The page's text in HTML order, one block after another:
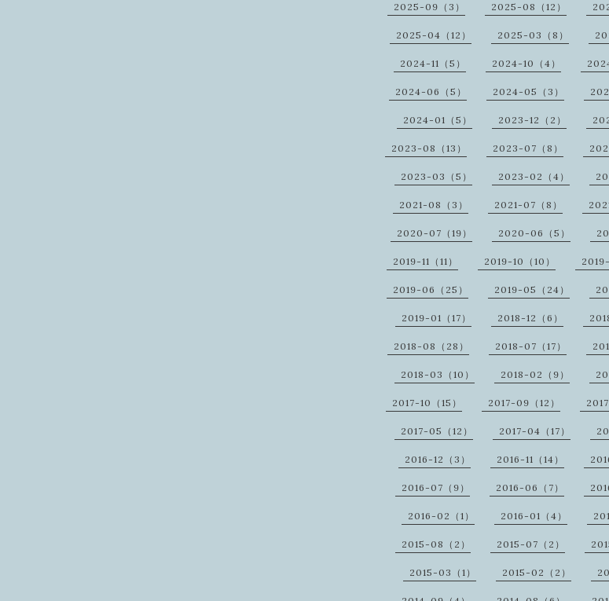
2025-09（3） 2025-08（12）
2025-04（12） 2025-03（8）
2024-11（5） 2024-10（4）
2024-06（5） 2024-05（3）
2024-01（5） 2023-12（2）
2023-08（13） 2023-07（8）
2023-03（5） 2023-02（4）
2021-08（3） 2021-07（8）
2020-07（19） 2020-06（5）
2019-11（11） 2019-10（10）
2019-06（25） 2019-05（24）
2019-01（17） 2018-12（6）
2018-08（28） 2018-07（17）
2018-03（10） 2018-02（9）
2017-10（15） 2017-09（12）
2017-05（12） 2017-04（17）
2016-12（3） 2016-11（14）
2016-07（9） 2016-06（7）
2016-02（1） 2016-01（4）
2015-08（2） 2015-07（2）
2015-03（1） 2015-02（2）